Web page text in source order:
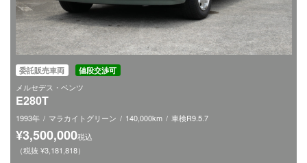
委託販売車両 値段交渉可
メルセデス・ベンツ
E280T
1993年 マラカイトグリーン 140,000km 車検R9.5.7
¥3,500,000税込
（税抜 ¥3,181,818）